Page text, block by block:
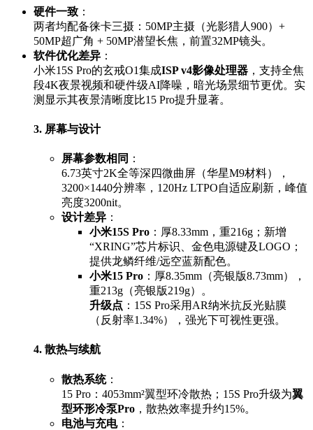
硬件一致 ：
两者均配备徕卡三摄：50MP主摄（光影猎人900）+
50MP超广角 + 50MP潜望长焦，前置32MP镜头。
软件优化差异 ：
小米15S Pro的玄戒O1集成ISP v4影像处理器 ，支持全焦
段4K夜景视频和硬件级AI降噪，暗光场景细节更优。实
测显示其夜景清晰度比15 Pro提升显著。
3. 屏幕与设计
屏幕参数相同 ：
6.73英寸2K全等深四微曲屏（华星M9材料），
3200×1440分辨率，120Hz LTPO自适应刷新，峰值
亮度3200nit。
设计差异 ：
小米15S Pro ：厚8.33mm，重216g；新增
“XRING”芯片标识、金色电源键及LOGO；
提供龙鳞纤维/远空蓝新配色。
小米15 Pro ：厚8.35mm（亮银版8.73mm），
重213g（亮银版219g）。
升级点 ：15S Pro采用AR纳米抗反光贴膜
（反射率1.34%），强光下可视性更强。
4. 散热与续航
散热系统：
15 Pro：4053mm²翼型环冷散热；15S Pro升级为翼
型环形冷泵Pro ，散热效率提升约15%。
电池与充电：